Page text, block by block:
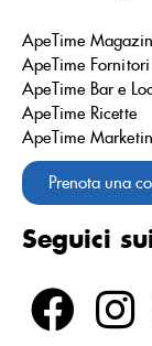
ApeTime
ApeTime Fornitori
ApeTime Bar e
ApeTime Ricette
ApeTime
Prenota una
Seguici